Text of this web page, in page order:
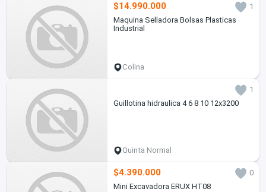
$14.990.000
1
Maquina Selladora Bolsas Plasticas
Industrial
Colina
1
Guillotina hidraulica 4 6 8 10 12x3200
Quinta Normal
$4.390.000
0
Mini Excavadora ERUX HT08